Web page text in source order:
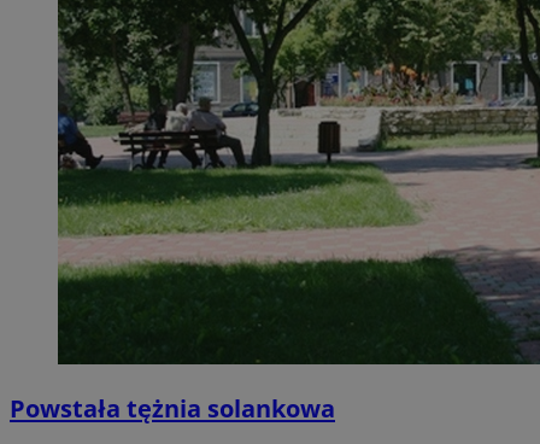
Powstała tężnia solankowa